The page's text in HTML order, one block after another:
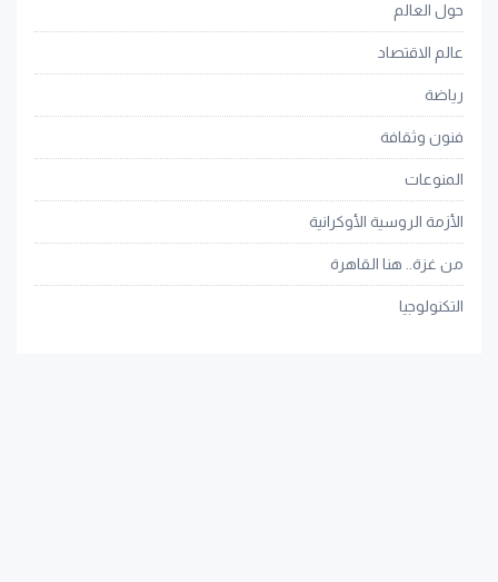
حول العالم
عالم الاقتصاد
رياضة
فنون وثقافة
المنوعات
الأزمة الروسية الأوكرانية
من غزة.. هنا القاهرة
التكنولوجيا